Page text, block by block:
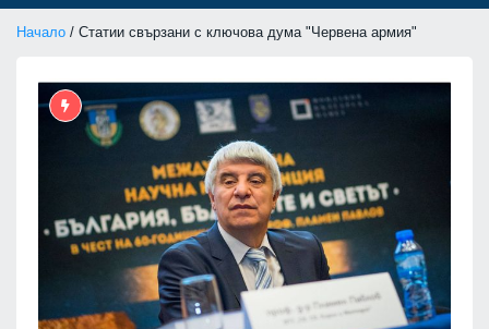
Начало / Статии свързани с ключова дума "Червена армия"